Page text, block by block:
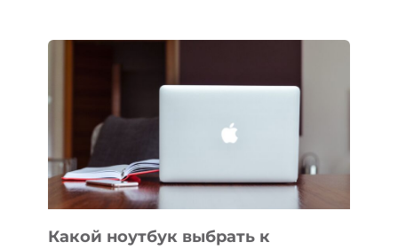
ПОМОГАЮТ
СОЗДАВАТЬ
БЕЗ
СЛОЖНОГО
КОДА
Какой ноутбук выбрать к